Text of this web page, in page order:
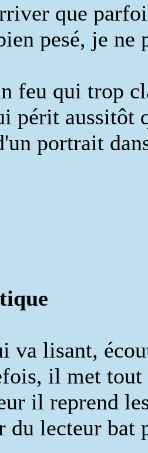
que
pesé, je ne
feu qui trop
périt aussitôt
portrait
lisant,
il met tout
il reprend
lecteur bat